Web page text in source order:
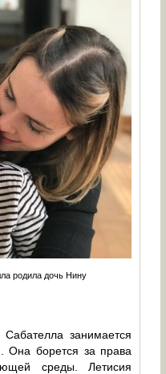
родила дочь Нину
занимается
Она борется за права
среды. Летисия